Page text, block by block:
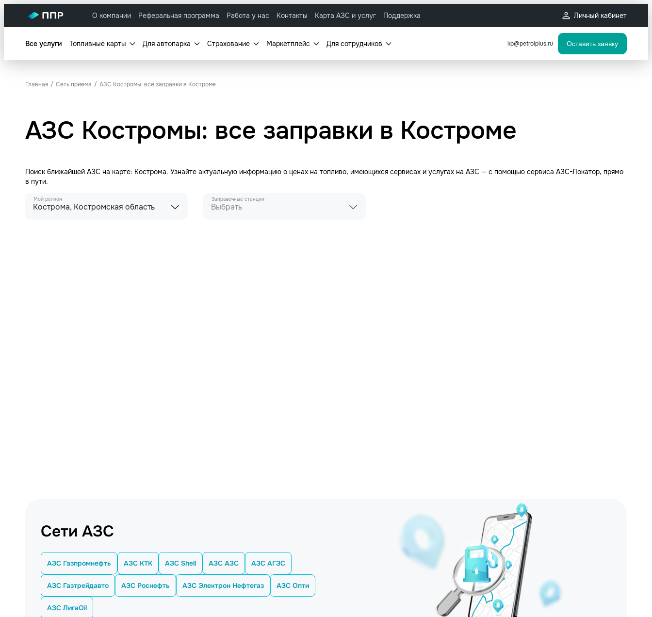
О компании Реферальная программа Работа у нас Контакты Карта АЗС и услуг Поддержка Личный кабинет
Все услуги Топливные карты Для автопарка Страхование Маркетплейс Для сотрудников kp@petrolplus.ru Оставить заявку
Главная Сеть приема АЗС Костромы: все заправки в Костроме
АЗС Костромы: все заправки в Костроме
Поиск ближайшей АЗС на карте: Кострома. Узнайте актуальную информацию о ценах на топливо, имеющихся сервисах и услугах на АЗС — с помощью сервиса АЗС-Локатор, прямо
в пути.
Мой регион
Кострома, Костромская область
Заправочные станции
Выбрать
Сети АЗС
АЗС Газпромнефть АЗС КТК АЗС Shell АЗС АЗС АЗС АГЗС
АЗС Газтрейдавто АЗС Роснефть АЗС Электрон Нефтегаз АЗС Опти
АЗС ЛигаOil